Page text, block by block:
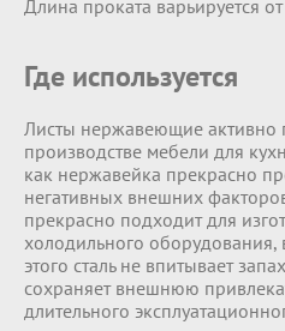
Длина проката варьируется
Где используется
Листы нержавеющие активно
производстве мебели для
как нержавейка прекрасно
негативных внешних
прекрасно подходит для
холодильного
этого сталь не впитывает
сохраняет внешнюю
длительного